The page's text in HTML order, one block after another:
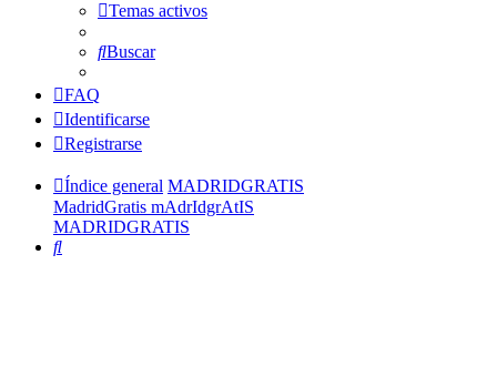
Temas activos
Buscar
FAQ
Identificarse
Registrarse
Índice general MADRIDGRATIS
MadridGratis mAdrIdgrAtIS
MADRIDGRATIS
Buscar